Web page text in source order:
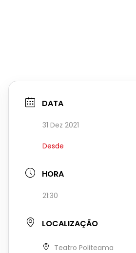
DATA
31 Dez 2021
Desde
HORA
21:30
LOCALIZAÇÃO
Teatro Politeama